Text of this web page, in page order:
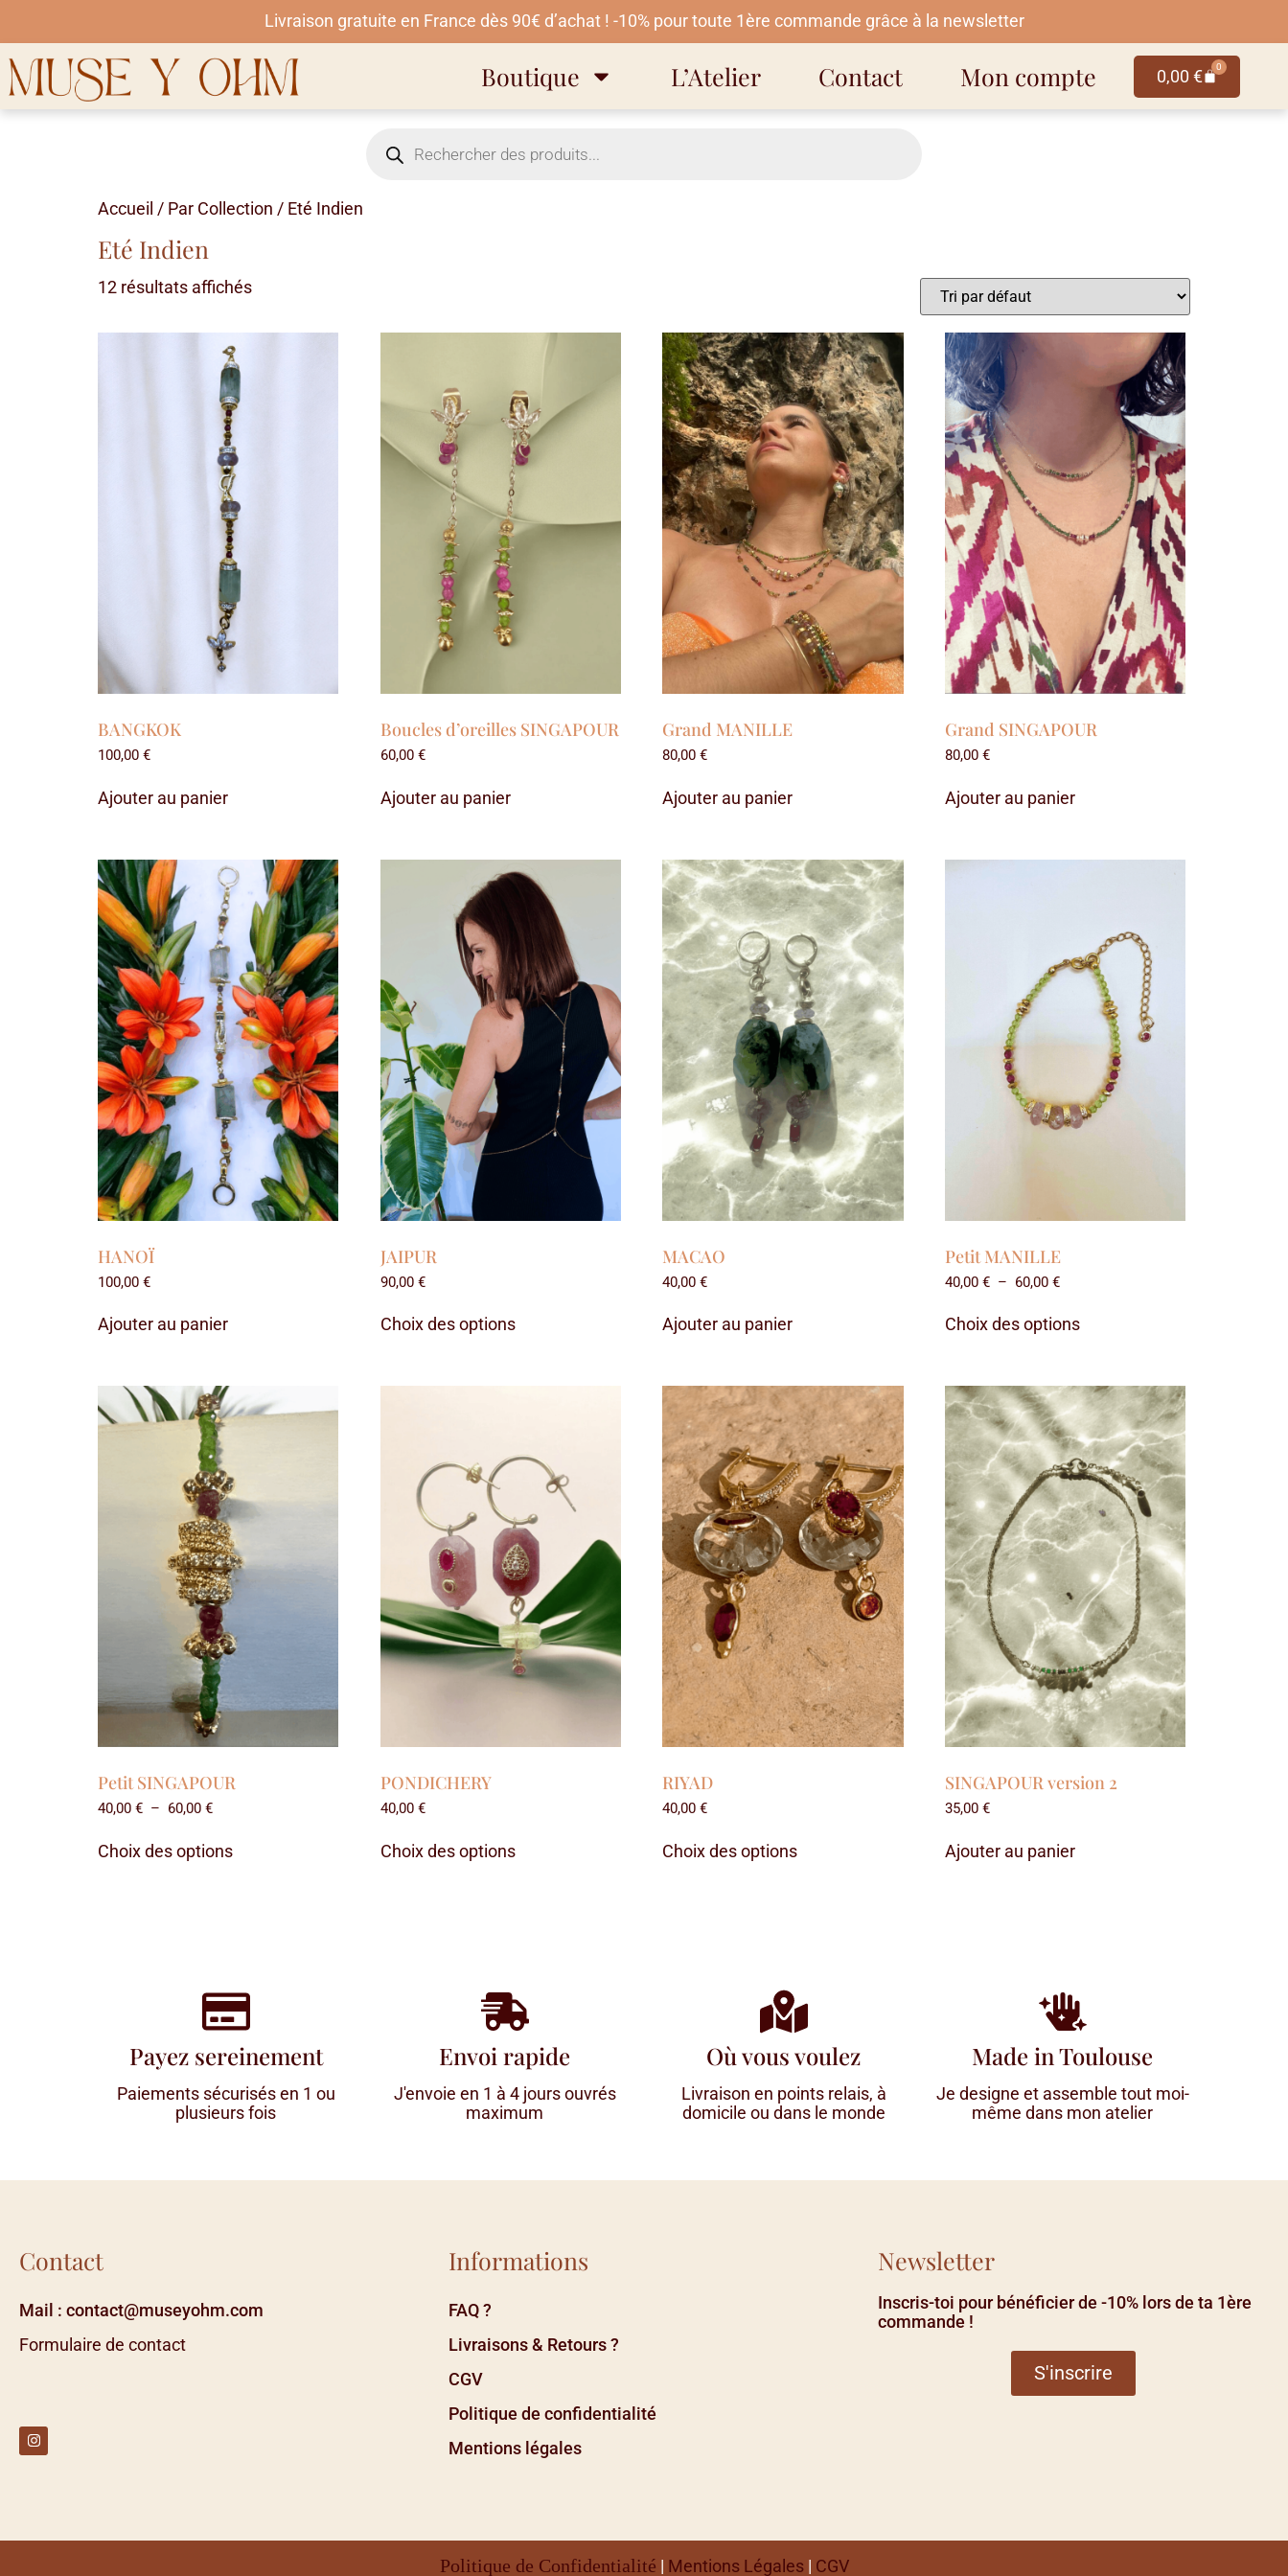
Livraison gratuite en France dès 90€ d’achat ! -10% pour toute 1ère commande grâce à la newsletter
Boutique L’Atelier Contact Mon compte 0,00 € 0
Accueil / Par Collection / Eté Indien
Eté Indien
12 résultats affichés
BANGKOK
100,00 €
Ajouter au panier
Boucles d’oreilles SINGAPOUR
60,00 €
Ajouter au panier
Grand MANILLE
80,00€
Ajouter au panier
Grand SINGAPOUR
80,00€
Ajouter au panier
HANOÏ
100,00 €
Ajouter au panier
JAIPUR
90,00 €
Choix des options
MACAO
40,00€
Ajouter au panier
Petit MANILLE
40,00€ – 60,00€
Choix des options
Petit SINGAPOUR
40,00 € – 60,00 €
Choix des options
PONDICHERY
40,00 €
Choix des options
RIYAD
40,00€
Choix des options
SINGAPOUR version 2
35,00€
Ajouter au panier
Payez sereinement
Paiements sécurisés en 1 ou
plusieurs fois
Envoi rapide
J'envoie en 1 à 4 jours ouvrés
maximum
Où vous voulez
Livraison en points relais, à
domicile ou dans le monde
Made in Toulouse
Je designe et assemble tout moi-
même dans mon atelier
Contact
Mail : contact@museyohm.com
Formulaire de contact
Informations
FAQ ?
Livraisons & Retours ?
CGV
Politique de confidentialité
Mentions légales
Newsletter
Inscris-toi pour bénéficier de -10% lors de ta 1ère
commande !
S'inscrire
Politique de Confidentialité | Mentions Légales| CGV